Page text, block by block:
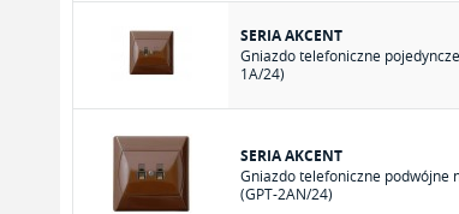
SERIA AKCENT
Gniazdo telefoniczne
1A/24)
SERIA AKCENT
Gniazdo telefoniczne podwójne
(GPT-2AN/24)